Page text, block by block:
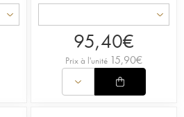
95,40€
Prix à l'unité 15,90€